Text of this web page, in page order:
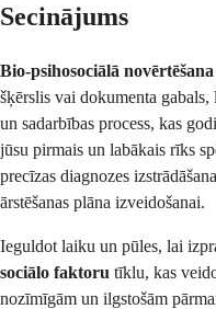
Secinājums
Bio-psihosociālā novērtēšana
šķērslis vai dokumenta
un sadarbības process, kas
jūsu pirmais un labākais rīks
precīzas diagnozes
ārstēšanas plāna izveidošanai.
Ieguldot laiku un pūles, lai
sociālo faktoru tīklu, kas
nozīmīgām un ilgstošām